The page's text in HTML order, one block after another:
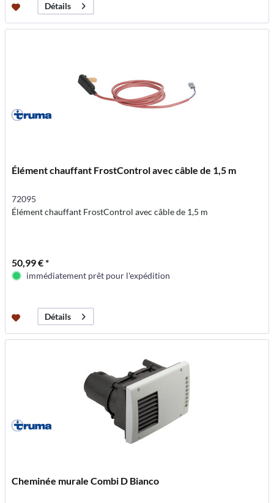
Détails
Élément chauffant FrostControl avec câble de 1,5 m
72095
Élément chauffant FrostControl avec câble de 1,5 m
50,99 € *
immédiatement prêt pour l'expédition
Détails
Cheminée murale Combi D Bianco